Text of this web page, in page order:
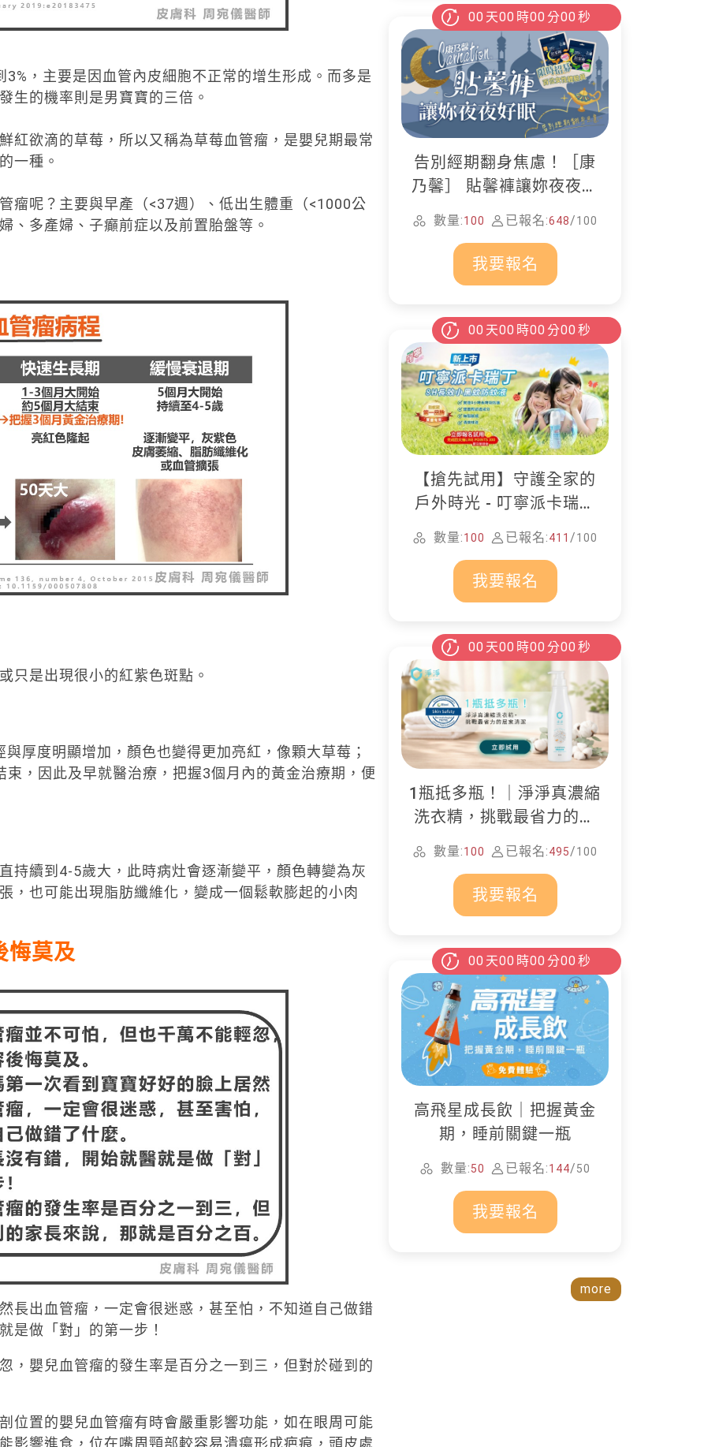
，主要是因血管內皮細胞不正常的增生形成。而多是
生的機率則是男寶寶的三倍。
紅欲滴的草莓，所以又稱為草莓血管瘤，是嬰兒期最常
一種。
瘤呢？主要與早產（<37週）、低出生體重（<1000公
、多產婦、子癲前症以及前置胎盤等。
只是出現很小的紅紫色斑點。
厚度明顯增加，顏色也變得更加亮紅，像顆大草莓；
，因此及早就醫治療，把握3個月內的黃金治療期，便
持續到4-5歲大，此時病灶會逐漸變平，顏色轉變為灰
，也可能出現脂肪纖維化，變成一個鬆軟膨起的小肉
悔莫及
長出血管瘤，一定會很迷惑，甚至怕，不知道自己做錯
是做「對」的第一步！
，嬰兒血管瘤的發生率是百分之一到三，但對於碰到的
位置的嬰兒血管瘤有時會嚴重影響功能，如在眼周可能
影響進食，位在嘴周頸部較容易潰瘍形成疤痕，頭皮處
00 天00 時00 分00 秒
告別經期翻身焦慮！［康
乃馨］ 貼馨褲讓妳夜夜好
數量:100 已報名:648/100
我要報名
00 天00 時00 分00 秒
【搶先試用】守護全家的
戶外時光 - 叮寧派卡瑞丁
防蚊液
數量:100 已報名:411 /100
我要報名
00 天00 時00 分00 秒
1瓶抵多瓶！｜淨淨真濃縮
洗衣精，挑戰最省力的居
家清潔
數量:100 已報名:495/100
我要報名
00 天00 時00 分00 秒
高飛星成長飲｜把握黃金
期，睡前關鍵一瓶
數量:50 已報名:144/50
我要報名
more